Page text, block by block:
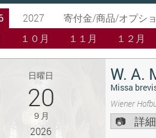
2027 寄付金/商品/オプシ
１０月 １１月 １２月
日曜日
20
９月
2026
W. A.
Missa
Wiener
詳細